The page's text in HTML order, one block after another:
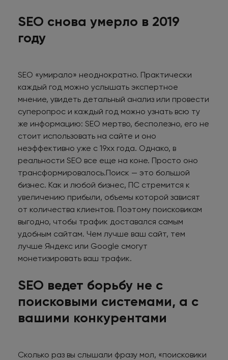
SEO снова умерло в 2019
году
SEO «умирало» неоднократно. Практически
каждый год можно услышать экспертное
мнение, увидеть детальный анализ или провести
суперопрос и каждый год можно узнать всю ту
же информацию: SEO мертво, бесполезно, его не
стоит использовать на сайте и оно
неэффективно уже с 19хх года. Однако, в
реальности SEO все еще на коне. Просто оно
трансформировалось.Поиск — это большой
бизнес. Как и любой бизнес, ПС стремится к
увеличению прибыли, объемы которой зависят
от количества клиентов. Поэтому поисковикам
выгодно, чтобы трафик доставался самым
удобным сайтам. Чем лучше ваш сайт, тем
лучше Яндекс или Google смогут
монетизировать ваш трафик.
SEO ведет борьбу не с
поисковыми системами, а с
вашими конкурентами
Сколько раз вы слышали фразу мол, «поисковики